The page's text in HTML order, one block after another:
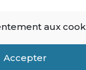
aux
Accepter